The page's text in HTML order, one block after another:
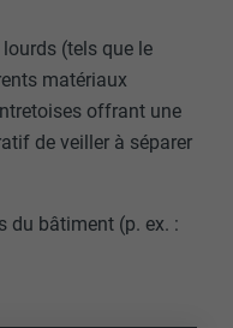
(tels que le
matériaux
offrant une
de veiller à séparer
du bâtiment (p. ex. :